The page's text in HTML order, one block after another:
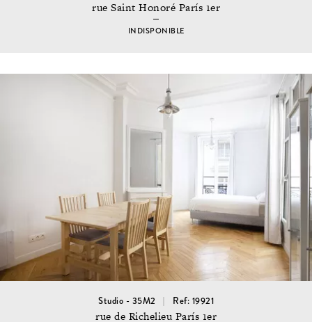
rue Saint Honoré París 1er
INDISPONIBLE
Studio - 35M2 Ref: 19921
rue de Richelieu París 1er